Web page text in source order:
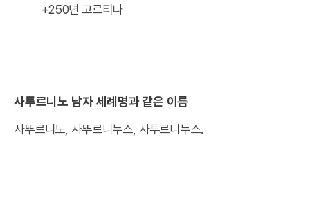
+250년 고르티나
사투르니노 남자 세례명과 같은 이름
사뚜르니노, 사뚜르니누스, 사투르니누스.